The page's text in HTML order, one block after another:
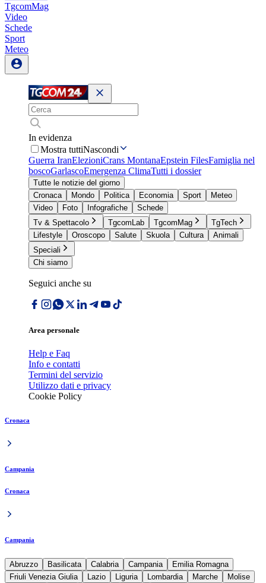
TgcomMag
Video
Schede
Sport
Meteo
In evidenza
Mostra tuttiNascondi
Guerra IranElezioniCrans MontanaEpstein FilesFamiglia nel
boscoGarlascoEmergenza ClimaTutti i dossier
Tutte le notizie del giorno
Cronaca
Mondo Politica Economia Sport
Meteo
Video
Foto Infografiche
Schede
Tv & Spettacolo
TgcomLab TgcomMag
TgTech
Lifestyle
Oroscopo Salute Skuola Cultura
Animali
Speciali
Chi siamo
Seguici anche su
Area personale
Help e Faq
Info e contatti
Termini del servizio
Utilizzo dati e privacy
Cookie Policy
Cronaca
Campania
Cronaca
Campania
Abruzzo Basilicata Calabria Campania
Emilia Romagna
Friuli Venezia Giulia
Lazio Liguria Lombardia Marche
Molise